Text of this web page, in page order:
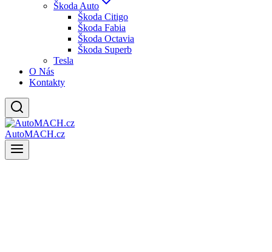
Škoda Auto
Škoda Citigo
Škoda Fabia
Škoda Octavia
Škoda Superb
Tesla
O Nás
Kontakty
AutoMACH.cz